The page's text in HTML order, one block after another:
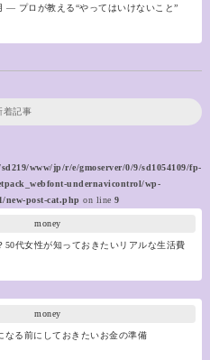
― プロが教える“やってはいけないこと”
着記事
www/jp/r/e/gmoserver/0/9/sd1054109/fp-
undernavicontrol/wp-
new-post-cat.php on line 9
money
50代女性が知っておきたいリアルな生活費
money
なる前にしておきたいお金の準備